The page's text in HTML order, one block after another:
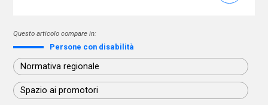
Questo articolo compare in:
Persone con disabilità
Normativa regionale
Spazio ai promotori